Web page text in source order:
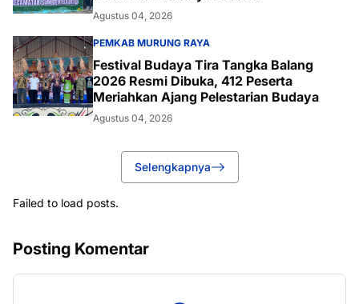
Agustus 04, 2026
PEMKAB MURUNG RAYA
Festival Budaya Tira Tangka Balang
2026 Resmi Dibuka, 412 Peserta
Meriahkan Ajang Pelestarian Budaya
Agustus 04, 2026
Selengkapnya
Failed to load posts.
Posting Komentar